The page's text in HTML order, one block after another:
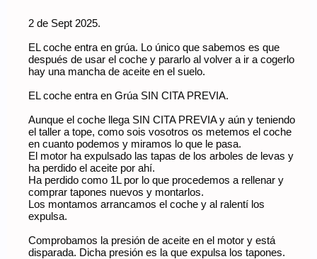
2 de Sept 2025.
EL coche entra en grúa. Lo único que sabemos es que
después de usar el coche y pararlo al volver a ir a cogerlo
hay una mancha de aceite en el suelo.
EL coche entra en Grúa SIN CITA PREVIA.
Aunque el coche llega SIN CITA PREVIA y aún y teniendo
el taller a tope, como sois vosotros os metemos el coche
en cuanto podemos y miramos lo que le pasa.
El motor ha expulsado las tapas de los arboles de levas y
ha perdido el aceite por ahí.
Ha perdido como 1L por lo que procedemos a rellenar y
comprar tapones nuevos y montarlos.
Los montamos arrancamos el coche y al ralentí los
expulsa.
Comprobamos la presión de aceite en el motor y está
disparada. Dicha presión es la que expulsa los tapones.